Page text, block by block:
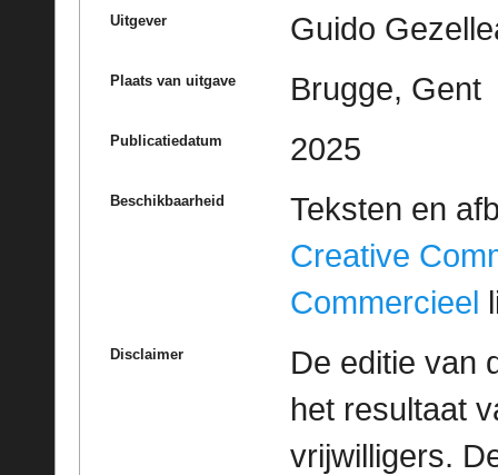
Uitgever Guido
Plaats van uitgave Brugge, Gent
Publicatiedatum 2025
Beschikbaarheid
Teksten en
Creative
Commercieel
Disclaimer
De editie van
het resultaat
vrijwilligers.